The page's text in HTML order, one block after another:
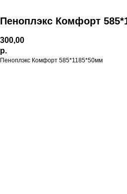
Пеноплэкс Комфорт
300,00
р.
Пеноплэкс Комфорт 585*1185*50мм